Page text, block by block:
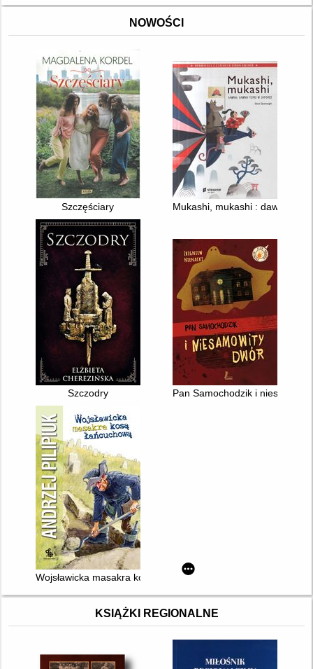
NOWOŚCI
Szczęściary Mukashi, mukashi : dawno,
Szczodry Pan Samochodzik i
Wojsławicka masakra kosą łańcuchową
KSIĄŻKI REGIONALNE